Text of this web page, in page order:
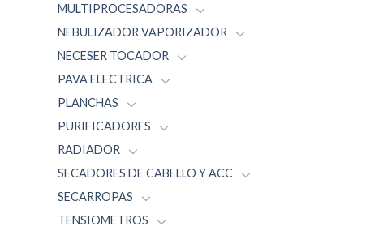
MULTIPROCESADORAS
NEBULIZADOR VAPORIZADOR
NECESER TOCADOR
PAVA ELECTRICA
PLANCHAS
PURIFICADORES
RADIADOR
SECADORES DE CABELLO Y ACC
SECARROPAS
TENSIOMETROS